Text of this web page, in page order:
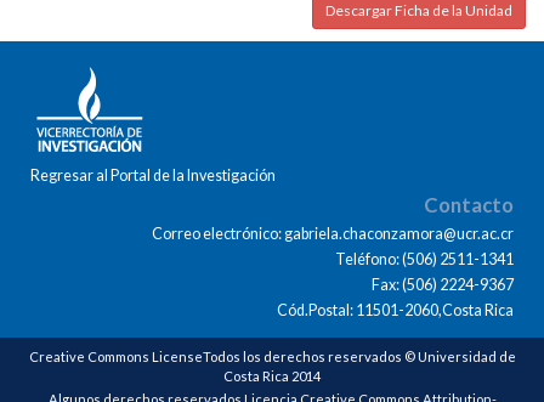
Descargar Ficha de la Unidad
Regresar al Portal de la Investigación
Contacto
Correo electrónico: gabriela.chaconzamora@ucr.ac.cr
Teléfono: (506) 2511-1341
Fax: (506) 2224-9367
Cód.Postal: 11501-2060,Costa Rica
Creative Commons LicenseTodos los derechos reservados © Universidad de
Costa Rica 2014